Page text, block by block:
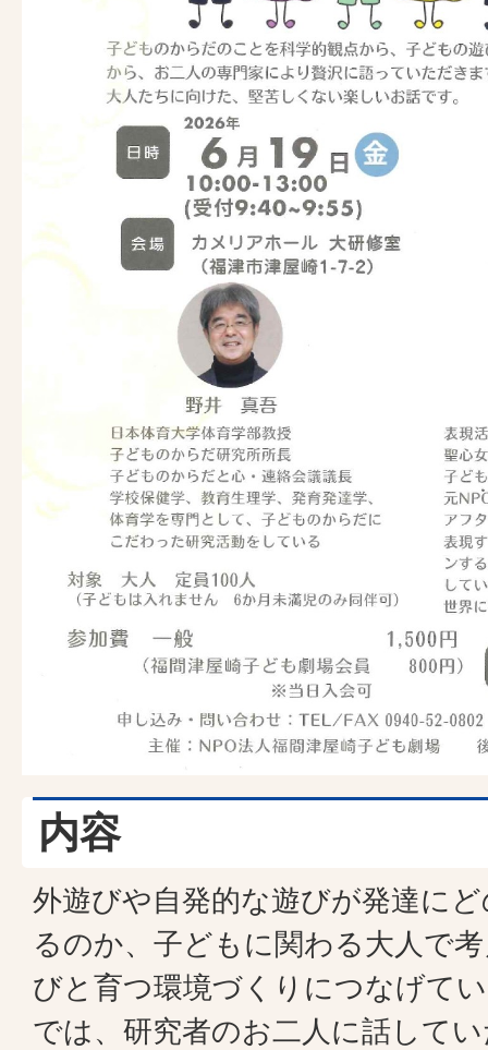
内容
外遊びや自発的な遊びが発達に
るのか、子どもに関わる大人で
びと育つ環境づくりにつなげて
では、研究者のお二人に話して